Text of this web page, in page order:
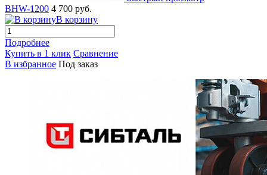
BHW-1200 4 700 руб.
В корзину
Подробнее
Купить в 1 клик Сравнение
В избранное Под заказ